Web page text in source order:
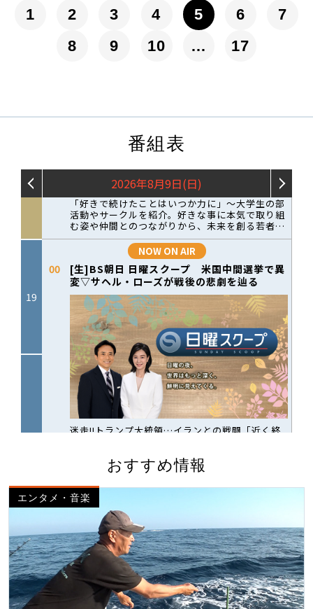
1 2 3 4 5 6
7
8
9 10 … 17
番組表
おすすめ情報
エンタメ・音楽